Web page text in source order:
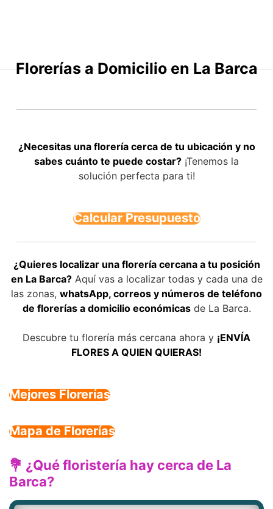
Florerías a Domicilio en La Barca
¿Necesitas una florería cerca de tu ubicación y no
sabes cuánto te puede costar? ¡Tenemos la
solución perfecta para ti!
Calcular Presupuesto
¿Quieres localizar una florería cercana a tu posición
en La Barca?Aquí vas a localizar todas y cada una de
las zonas, whatsApp, correos y números de teléfono
de florerías a domicilio económicasde La Barca.
Descubre tu florería más cercana ahora y ¡ENVÍA
FLORES A QUIEN QUIERAS!
Mejores Florerías
Mapa de Florerías
💐 ¿Qué floristería hay cerca de La
Barca?